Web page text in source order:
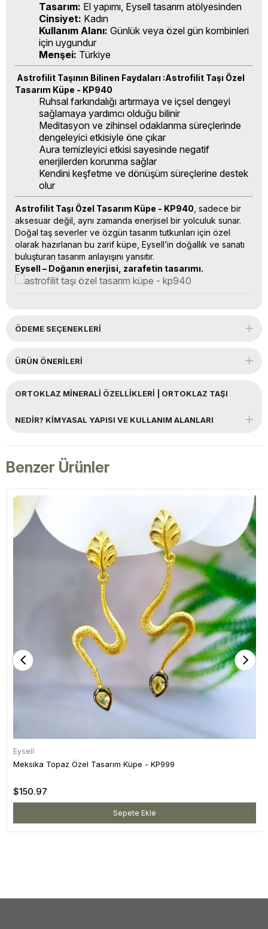
Tasarım: El yapımı, Eysell tasarım atölyesinden
Cinsiyet: Kadın
Kullanım Alanı: Günlük veya özel gün kombinleri
için uygundur
Menşei: Türkiye
Astrofilit Taşının Bilinen Faydaları :Astrofilit Taşı Özel
Tasarım Küpe - KP940
Ruhsal farkındalığı artırmaya ve içsel dengeyi
sağlamaya yardımcı olduğu bilinir
Meditasyon ve zihinsel odaklanma süreçlerinde
dengeleyici etkisiyle öne çıkar
Aura temizleyici etkisi sayesinde negatif
enerjilerden korunma sağlar
Kendini keşfetme ve dönüşüm süreçlerine destek
olur
Astrofilit Taşı Özel Tasarım Küpe - KP940 , sadece bir
aksesuar değil, aynı zamanda enerjisel bir yolculuk sunar.
Doğal taş severler ve özgün tasarım tutkunları için özel
olarak hazırlanan bu zarif küpe, Eysell’in doğallık ve sanatı
buluşturan tasarım anlayışını yansıtır.
Eysell – Doğanın enerjisi, zarafetin tasarımı.
ÖDEME SEÇENEKLERI
ÜRÜN ÖNERILERI
ORTOKLAZ MINERALI ÖZELLIKLERI | ORTOKLAZ TAŞI
NEDIR? KIMYASAL YAPISI VE KULLANIM ALANLARI
Benzer Ürünler
Eysell
Meksika Topaz Özel Tasarım Küpe - KP999
$150.97
Sepete Ekle